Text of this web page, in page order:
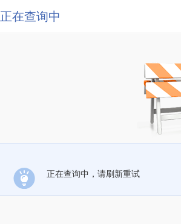
正在查询中
正在查询中，请刷新重试